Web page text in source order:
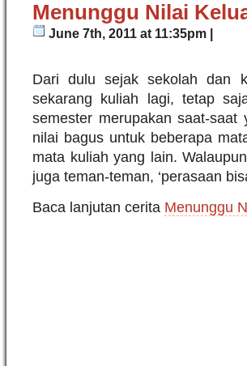
Menunggu Nilai
June 7th, 2011 at 11:35pm |
Dari dulu sejak sekolah dan
sekarang kuliah lagi, tetap
semester merupakan saat-saat
nilai bagus untuk beberapa
mata kuliah yang lain.
juga teman-teman, ‘perasaan
Baca lanjutan cerita Menunggu